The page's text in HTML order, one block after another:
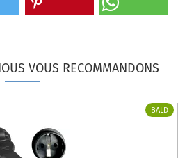
VOUS RECOMMANDONS
BALD